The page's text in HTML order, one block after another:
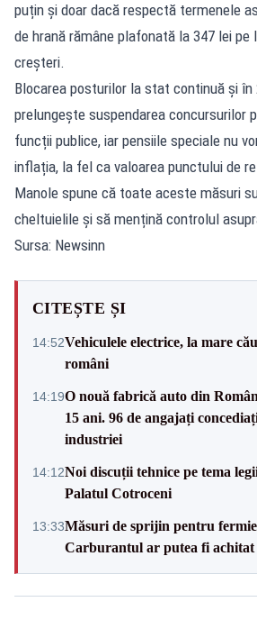
puțin și doar dacă respectă termenele
de hrană rămâne plafonată la 347 lei pe
creșteri.
Blocarea posturilor la stat continuă și în
prelungește suspendarea concursurilor
funcții publice, iar pensiile speciale nu
inflația, la fel ca valoarea punctului de
Manole spune că toate aceste măsuri
cheltuielile și să mențină controlul
Sursa: Newsinn
CITEȘTE ȘI
14:52Vehiculele electrice, la mare
români
14:19O nouă fabrică auto din
15 ani. 96 de angajați
industriei
14:12Noi discuții tehnice pe tema
Palatul Cotroceni
13:33Măsuri de sprijin pentru
Carburantul ar putea fi achitat